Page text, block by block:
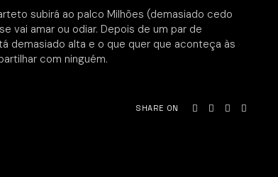
subirá ao palco Milhões (demasiado cedo
vai amar ou odiar. Depois de um par de
demasiado alta e o que quer que aconteça às
com ninguém.
SHARE ON